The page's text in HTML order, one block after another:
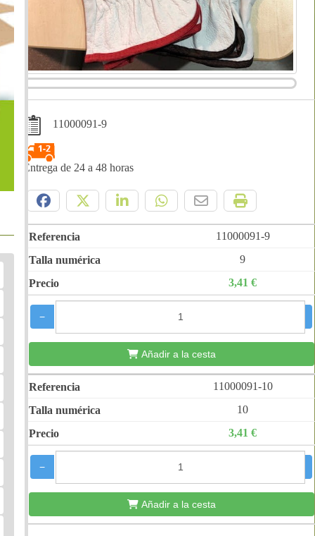
11000091-9
Entrega de 24 a 48 horas
11000091-9
9
3,41 €
−
Añadir a la cesta
11000091-10
10
3,41 €
−
Añadir a la cesta